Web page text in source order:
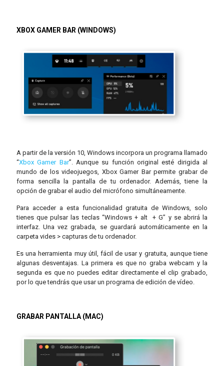
XBOX GAMER BAR (WINDOWS)
A partir de la versión 10, Windows incorpora un programa llamado
“Xbox Gamer Bar”. Aunque su función original esté dirigida al
mundo de los videojuegos, Xbox Gamer Bar permite grabar de
forma sencilla la pantalla de tu ordenador. Además, tiene la
opción de grabar el audio del micrófono simultáneamente.
Para acceder a esta funcionalidad gratuita de Windows, solo
tienes que pulsar las teclas “Windows + alt + G” y se abrirá la
interfaz. Una vez grabada, se guardará automáticamente en la
carpeta vides > capturas de tu ordenador.
Es una herramienta muy útil, fácil de usar y gratuita, aunque tiene
algunas desventajas. La primera es que no graba webcam y la
segunda es que no puedes editar directamente el clip grabado,
por lo que tendrás que usar un programa de edición de vídeo.
GRABAR PANTALLA (MAC)